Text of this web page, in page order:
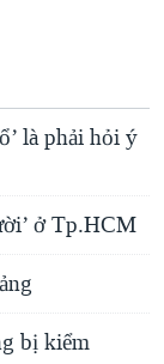
là phải hỏi ý
ở Tp.HCM
bị kiểm